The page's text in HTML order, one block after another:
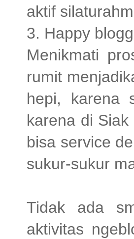
aktif
3. Happy
Menikmati
rumit
hepi, karena
karena di
bisa service
sukur-sukur
Tidak ada
aktivitas